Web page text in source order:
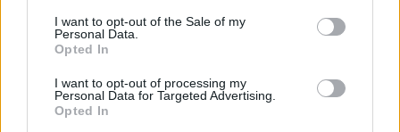
consent section.
I want to opt-out of the Sale of my
Personal Data.
Opted In
I want to opt-out of processing my
Personal Data for Targeted Advertising.
Opted In
This Simple Trick Removes All Parasites